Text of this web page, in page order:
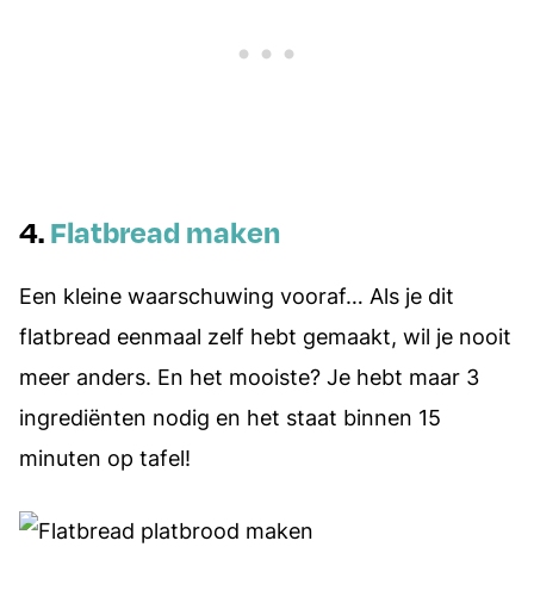
4.Flatbread maken
Een kleine waarschuwing vooraf… Als je dit
flatbread eenmaal zelf hebt gemaakt, wil je nooit
meer anders. En het mooiste? Je hebt maar 3
ingrediënten nodig en het staat binnen 15
minuten op tafel!